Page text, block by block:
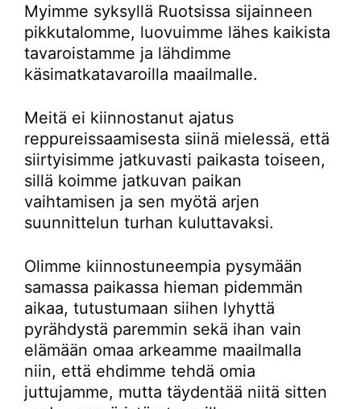
Myimme syksyllä Ruotsissa sijainneen
pikkutalomme, luovuimme lähes kaikista
tavaroistamme ja lähdimme
käsimatkatavaroilla maailmalle.
Meitä ei kiinnostanut ajatus
reppureissaamisesta siinä mielessä, että
siirtyisimme jatkuvasti paikasta toiseen,
sillä koimme jatkuvan paikan
vaihtamisen ja sen myötä arjen
suunnittelun turhan kuluttavaksi.
Olimme kiinnostuneempia pysymään
samassa paikassa hieman pidemmän
aikaa, tutustumaan siihen lyhyttä
pyrähdystä paremmin sekä ihan vain
elämään omaa arkeamme maailmalla
niin, että ehdimme tehdä omia
juttujamme, mutta täydentää niitä sitten